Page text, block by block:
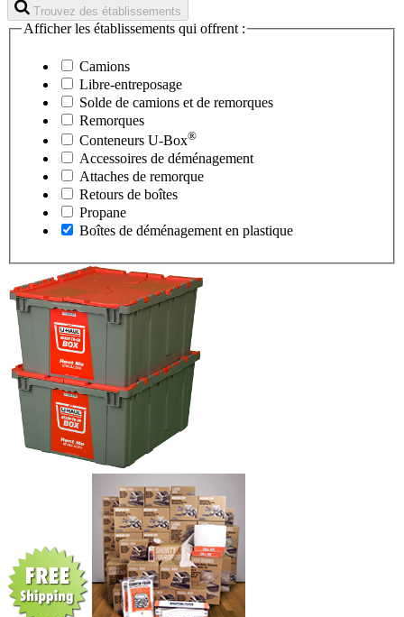
Trouvez des établissements
Afficher les établissements qui offrent :
Camions
Libre-entreposage
Solde de camions et de remorques
Remorques
Conteneurs U-Box®
Accessoires de déménagement
Attaches de remorque
Retours de boîtes
Propane
Boîtes de déménagement en plastique